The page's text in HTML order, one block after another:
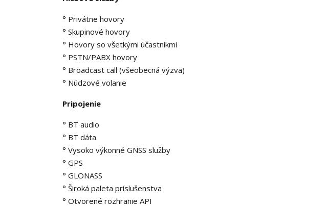
° Privátne hovory
° Skupinové hovory
° Hovory so všetkými účastníkmi
° PSTN/PABX hovory
° Broadcast call (všeobecná výzva)
° Núdzové volanie
Pripojenie
° BT audio
° BT dáta
° Vysoko výkonné GNSS služby
° GPS
° GLONASS
° Široká paleta príslušenstva
° Otvorené rozhranie API